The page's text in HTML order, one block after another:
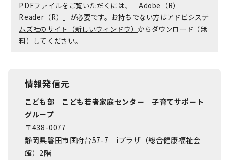
PDFファイルをご覧いただくには、「Adobe（R）
Reader（R）」が必要です。お持ちでない方はアドビシステ
ムズ社のサイト（新しいウィンドウ） からダウンロード（無
料）してください。
情報発信元
こども部 こども若者家庭センター 子育てサポート
グループ
〒438-0077
静岡県磐田市国府台57-7 iプラザ（総合健康福祉会
館）2階